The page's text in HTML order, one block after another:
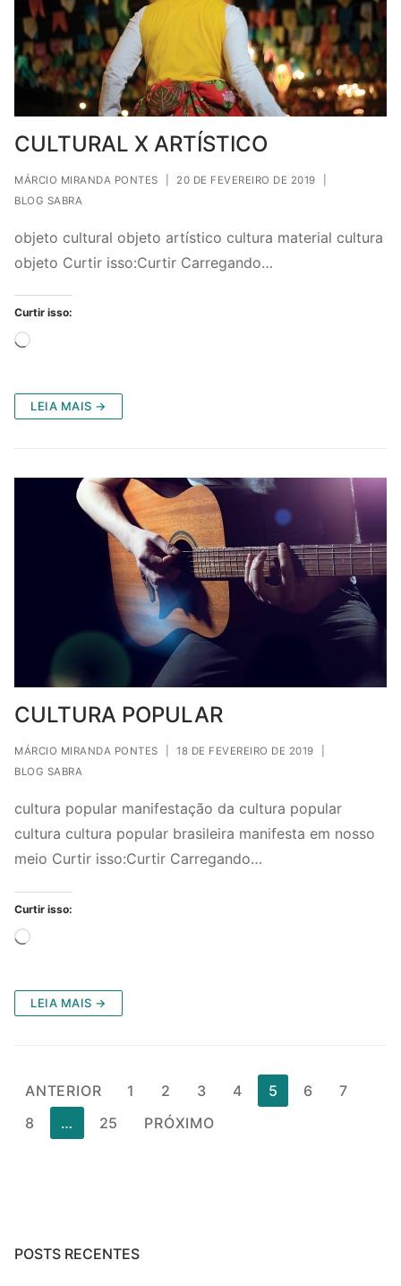
CULTURAL X ARTÍSTICO
MÁRCIO MIRANDA PONTES 20 DE FEVEREIRO DE 2019
BLOG SABRA
objeto cultural objeto artístico cultura material cultura
objeto Curtir isso:Curtir Carregando…
Curtir isso:
Carregando...
LEIA MAIS →
CULTURA POPULAR
MÁRCIO MIRANDA PONTES 18 DE FEVEREIRO DE 2019
BLOG SABRA
cultura popular manifestação da cultura popular
cultura cultura popular brasileira manifesta em nosso
meio Curtir isso:Curtir Carregando…
Curtir isso:
Carregando...
LEIA MAIS →
Paginação
de
posts
ANTERIOR 1 2 3 4 5 6
7
8
… 25 PRÓXIMO
POSTS RECENTES